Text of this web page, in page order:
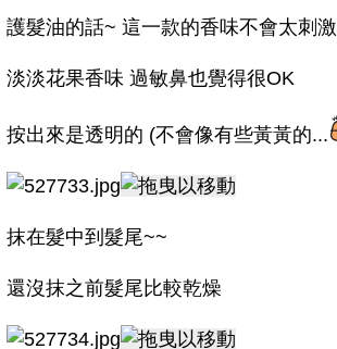
護髮油的話~ 這一款的香味不會太刺激
淡淡花果香味 過敏鼻也覺得很OK
按出來是透明的 (不會像有些黃黃的...
抹在髮中到髮尾~~
還沒抹之前髮尾比較乾燥